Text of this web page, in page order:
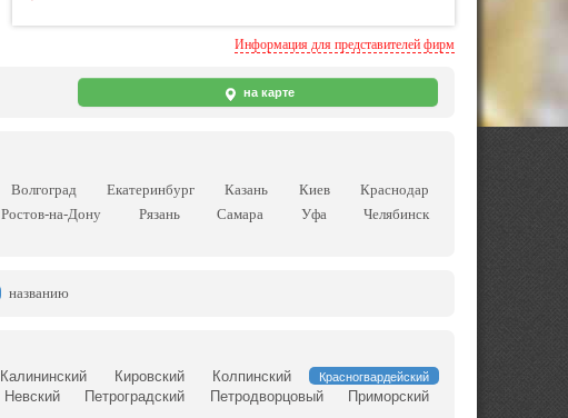
Информация для представителей фирм
на карте
Волгоград Екатеринбург Казань Киев
Краснодар
Ростов-на-Дону Рязань Самара Уфа
Челябинск
названию
Калининский Кировский Колпинский Красногвардейский
Невский Петроградский Петродворцовый
Приморский